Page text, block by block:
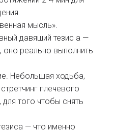
мысль».
давящий тезис а —
оно реально выполнить
Небольшая ходьба,
плечевого
того чтобы снять
— что именно